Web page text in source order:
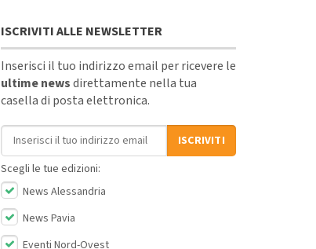
ISCRIVITI ALLE NEWSLETTER
Inserisci il tuo indirizzo email per ricevere le
ultime newsdirettamente nella tua
casella di posta elettronica.
Indirizzo email
ISCRIVITI
Scegli le tue edizioni:
News Alessandria
News Pavia
Eventi Nord-Ovest